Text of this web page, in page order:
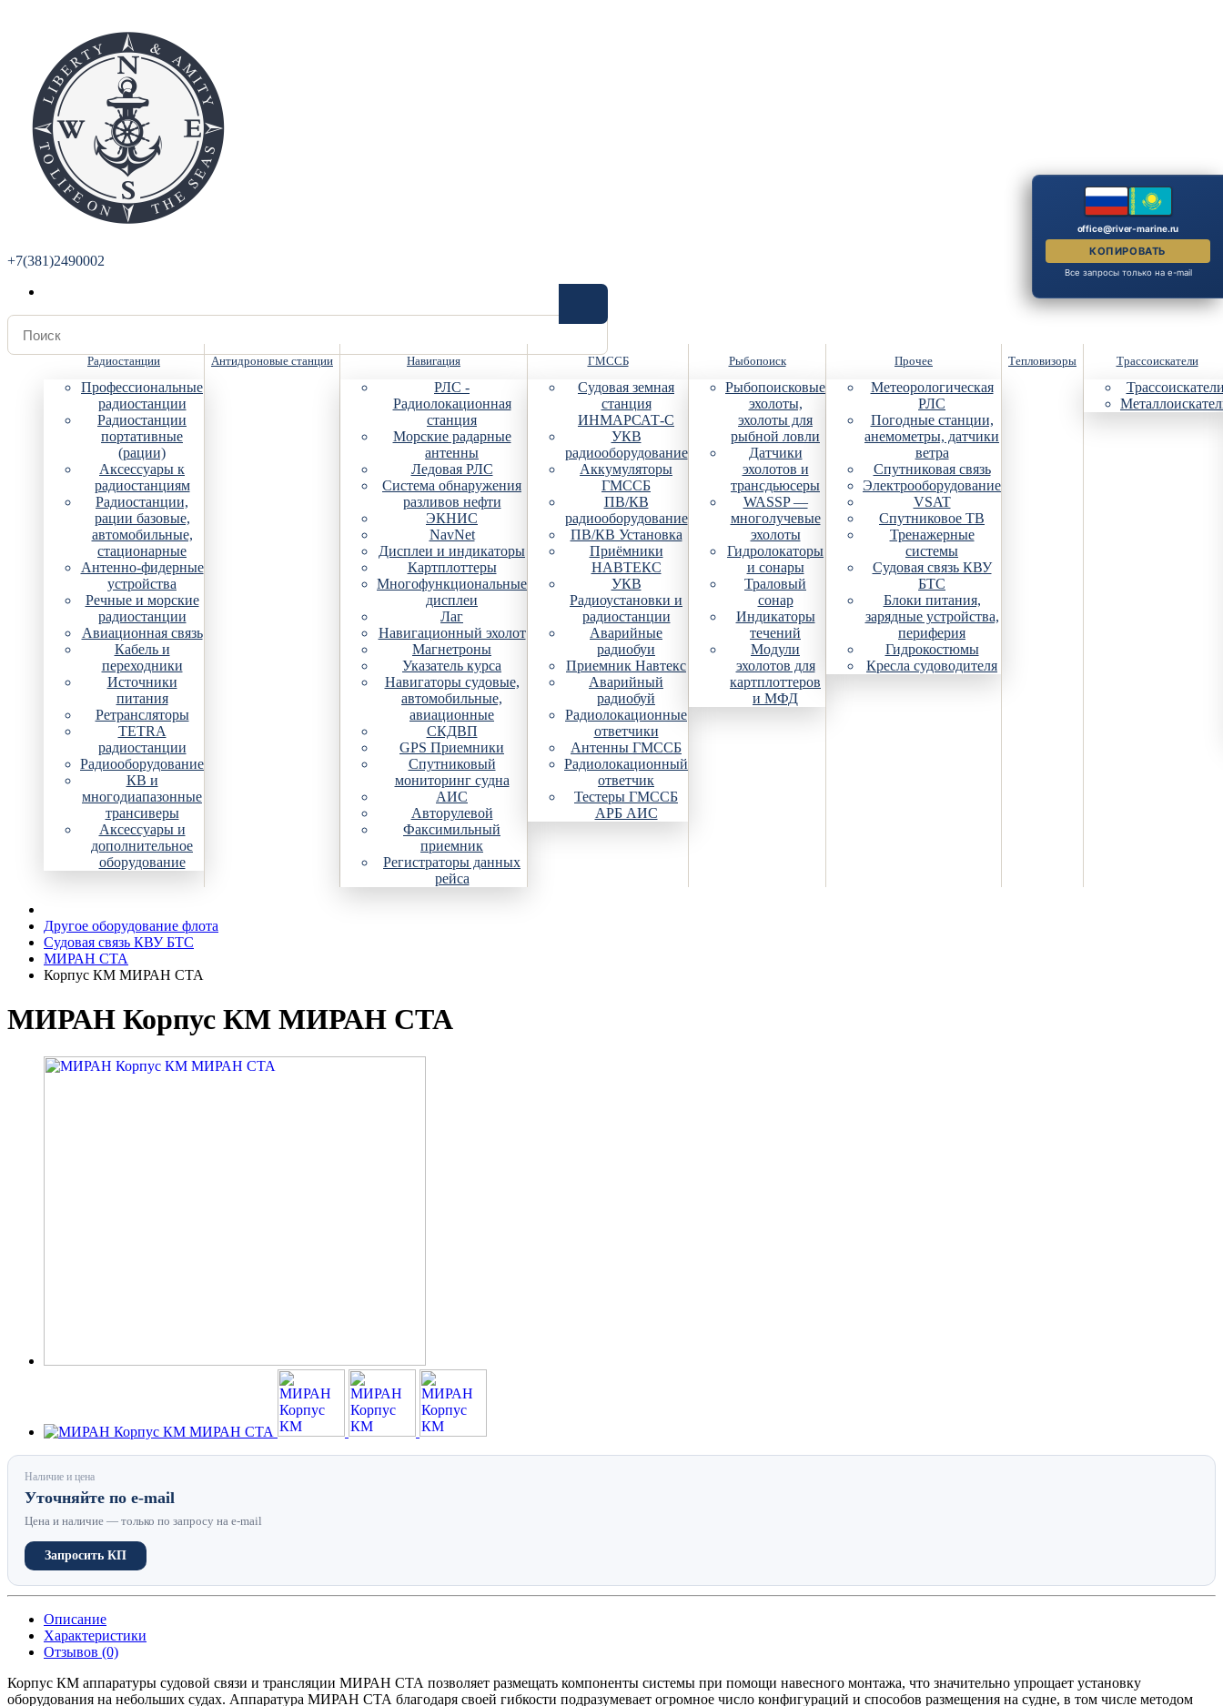
+7(381)2490002
Радиостанции
Профессиональные
радиостанции
Радиостанции
портативные
(рации)
Аксессуары к
радиостанциям
Радиостанции,
рации базовые,
автомобильные,
стационарные
Антенно-фидерные
устройства
Речные и морские
радиостанции
Авиационная связь
Кабель и
переходники
Источники
питания
Ретрансляторы
TETRA
радиостанции
Радиооборудование
КВ и
многодиапазонные
трансиверы
Аксессуары и
дополнительное
оборудование
Антидроновые станции Навигация
РЛС -
Радиолокационная
станция
Морские радарные
антенны
Ледовая РЛС
Система обнаружения
разливов нефти
ЭКНИС
NavNet
Дисплеи и индикаторы
Картплоттеры
Многофункциональные
дисплеи
Лаг
Навигационный эхолот
Магнетроны
Указатель курса
Навигаторы судовые,
автомобильные,
авиационные
СКДВП
GPS Приемники
Спутниковый
мониторинг судна
АИС
Авторулевой
Факсимильный
приемник
Регистраторы данных
рейса
ГМССБ
Судовая земная
станция
ИНМАРСАТ-С
УКВ
радиооборудование
Аккумуляторы
ГМССБ
ПВ/КВ
радиооборудование
ПВ/КВ Установка
Приёмники
НАВТЕКС
УКВ
Радиоустановки и
радиостанции
Аварийные
радиобуи
Приемник Навтекс
Аварийный
радиобуй
Радиолокационные
ответчики
Антенны ГМССБ
Радиолокационный
ответчик
Тестеры ГМССБ
АРБ АИС
Рыбопоиск
Рыбопоисковые
эхолоты,
эхолоты для
рыбной ловли
Датчики
эхолотов и
трансдьюсеры
WASSP —
многолучевые
эхолоты
Гидролокаторы
и сонары
Траловый
сонар
Индикаторы
течений
Модули
эхолотов для
картплоттеров
и МФД
Прочее
Метеорологическая
РЛС
Погодные станции,
анемометры, датчики
ветра
Спутниковая связь
Электрооборудование
VSAT
Спутниковое ТВ
Тренажерные
системы
Судовая связь КВУ
БТС
Блоки питания,
зарядные устройства,
периферия
Гидрокостюмы
Кресла судоводителя
Тепловизоры Трассоискатели
Другое оборудование флота
Судовая связь КВУ БТС
МИРАН СТА
Корпус КМ МИРАН СТА
МИРАН Корпус КМ МИРАН СТА
Наличие и цена
Уточняйте по e-mail
Цена и наличие — только по запросу на e-mail
Запросить КП
Описание
Характеристики
Отзывов (0)
Корпус КМ аппаратуры судовой связи и трансляции МИРАН СТА позволяет размещать компоненты системы при помощи навесного монтажа, что значительно упрощает установку
оборудования на небольших судах. Аппаратура МИРАН СТА благодаря своей гибкости подразумевает огромное число конфигураций и способов размещения на судне, в том числе методом
office@river-marine.ru
КОПИРОВАТЬ
Все запросы только на e-mail